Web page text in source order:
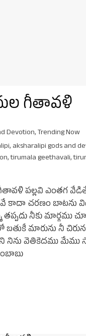
గీతావళి
Devotion,Trending Now
, aksharalipi gods and
,tirumala geethavali,
పల్లవి ఎంతగ
కాదా చరణం బాటను
నీకు మార్గము
మారును నీ
నిను వెతికెదము